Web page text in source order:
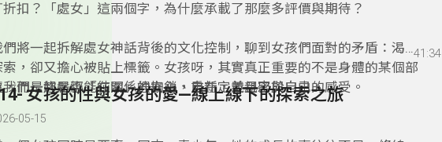
折扣？「處女」這兩個字，為什麼承載了那麼多評價與期待？
們將一起拆解處女神話背後的文化控制，聊到女孩們面對的矛盾：渴望
索，卻又擔心被貼上標籤。女孩呀，其實真正重要的不是身體的某個部
，而是妳是否能在關係裡安心、自在，並且忠於自己的感受。
我們一起鬆綁「純潔」的枷鎖，重新定義親密與自由。
41:34
女孩的性與女孩的愛—線上線下的探索之旅
05-15